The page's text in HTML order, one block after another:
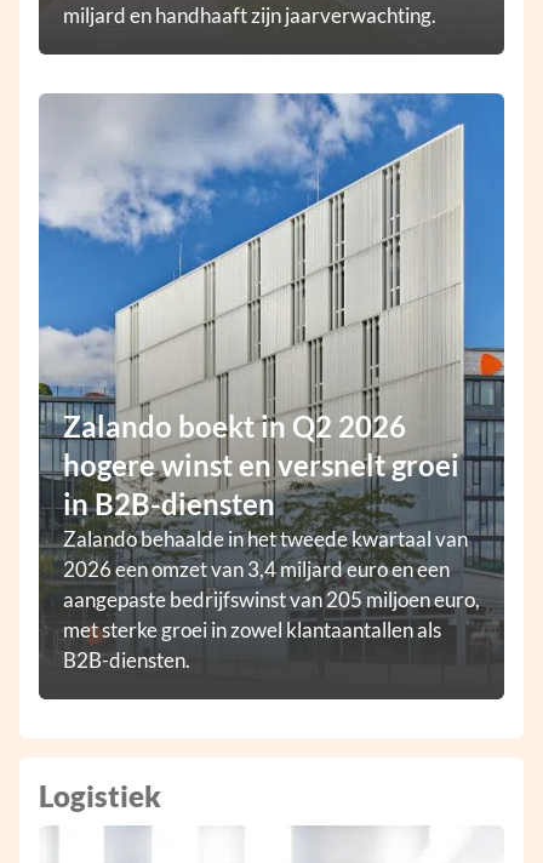
miljard en handhaaft zijn jaarverwachting.
Zalando boekt in Q2 2026
hogere winst en versnelt groei
in B2B-diensten
Zalando behaalde in het tweede kwartaal van
2026 een omzet van 3,4 miljard euro en een
aangepaste bedrijfswinst van 205 miljoen euro,
met sterke groei in zowel klantaantallen als
B2B-diensten.
Logistiek